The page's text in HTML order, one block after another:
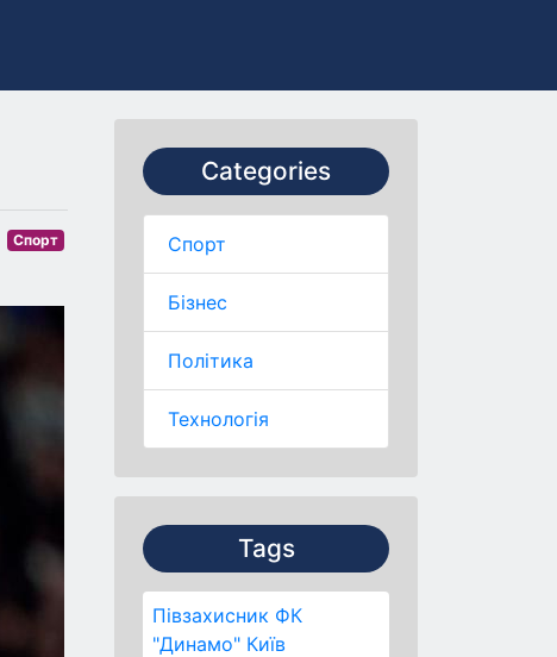
Categories
Спорт
Бізнес
Політика
Технологія
Tags
Півзахисник ФК
"Динамо" Київ
Спорт